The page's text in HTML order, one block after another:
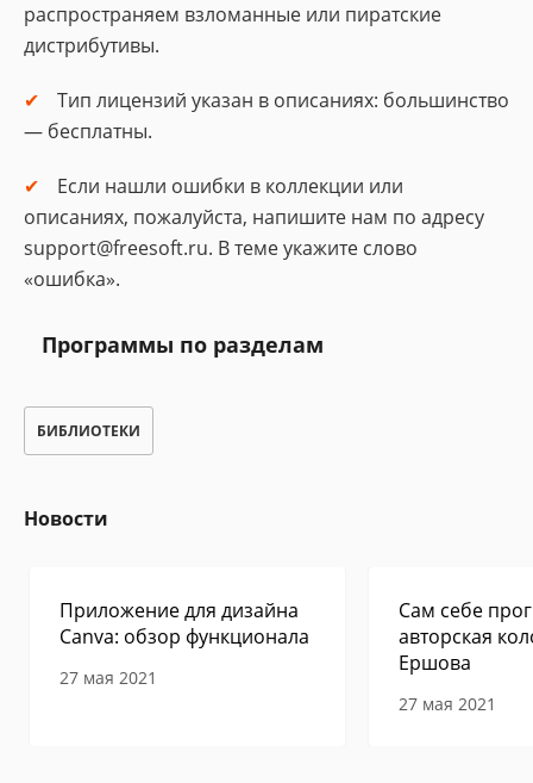
распространяем взломанные или пиратские
дистрибутивы.
Тип лицензий указан в описаниях: большинство
— бесплатны.
Если нашли ошибки в коллекции или
описаниях, пожалуйста, напишите нам по адресу
support@freesoft.ru. В теме укажите слово
«ошибка».
Программы по разделам
БИБЛИОТЕКИ
Новости
Приложение для дизайна
Canva: обзор функционала
27 мая 2021
Сам себе
авторская
Ершова
27 мая 2021